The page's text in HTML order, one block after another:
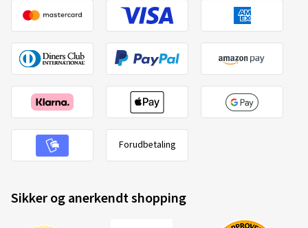
Forudbetaling
Sikker og anerkendt shopping